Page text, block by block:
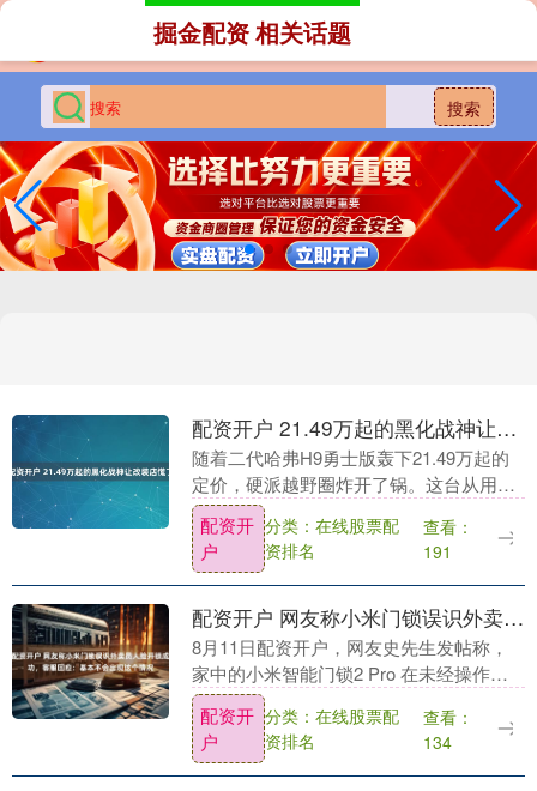
搜索
掘金配资 相关话题
配资开户 21.49万起的黑化战神让改装店慌了
随着二代哈弗H9勇士版轰下21.49万起的
定价，硬派越野圈炸开了锅。这台从用户
吐槽里长出来的新车，把玩家念叨多年
的“三把锁”“全地形胎”统统塞进标配清单配
资开户....
配资开
户
分类：在线股票配
资排名
查看：
191
配资开户 网友称小米门锁误识外卖员人脸开锁成功，客服回应：基本不会出现这个情况
8月11日配资开户，网友史先生发帖称，
家中的小米智能门锁2 Pro 在未经操作的
情况下，将一名外卖员的人脸识别为户
主，导致门锁自动开启。史先生当时正卧
床休息，门....
配资开
户
分类：在线股票配
资排名
查看：
134